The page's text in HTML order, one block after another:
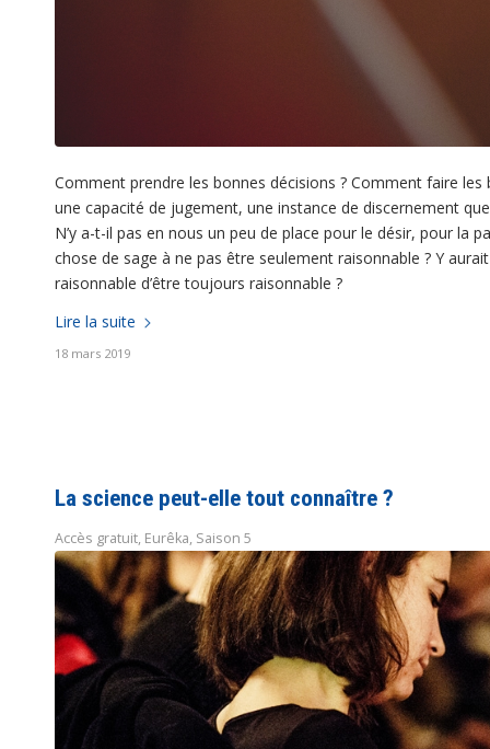
Comment prendre les bonnes décisions ? Comment faire
une capacité de jugement, une instance de discernement
N’y a-t-il pas en nous un peu de place pour le désir, pour la
chose de sage à ne pas être seulement raisonnable ? Y
raisonnable d’être toujours raisonnable ?
Lire la suite
18 mars 2019
La science peut-elle tout connaître ?
Accès gratuit, Eurêka, Saison 5